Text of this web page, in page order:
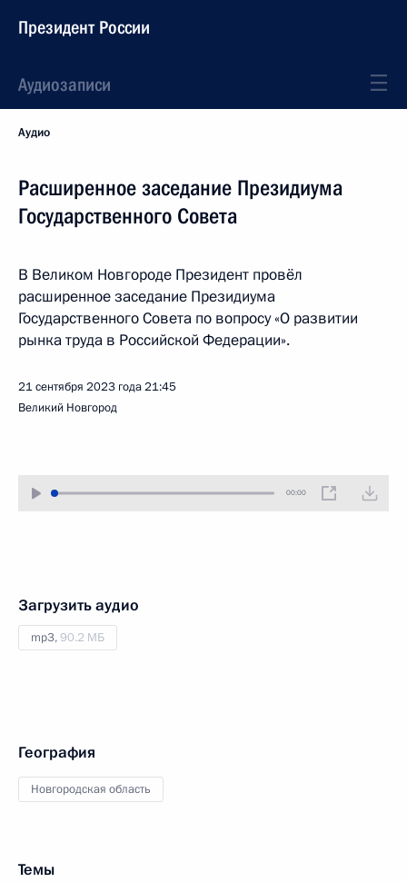
Президент России
Аудиозаписи
Аудио
Расширенное заседание Президиума
Государственного Совета
В Великом Новгороде Президент провёл
расширенное заседание Президиума
Государственного Совета по вопросу «О развитии
рынка труда в Российской Федерации».
21 сентября 2023 года21:45
Великий Новгород
00:00
Загрузить аудио
mp3,90.2 МБ
География
Новгородская область
Темы